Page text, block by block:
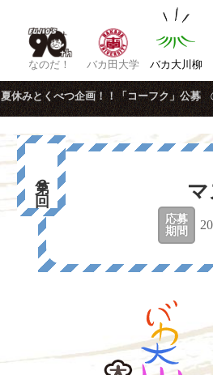
なのだ！ バカ田大学 バカ大川柳
夏休みとくべつ企画！！「コーフク」公募
応募
期間